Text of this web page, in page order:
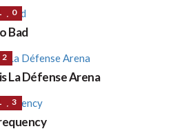
0
Bad
2
La Défense Arena
3